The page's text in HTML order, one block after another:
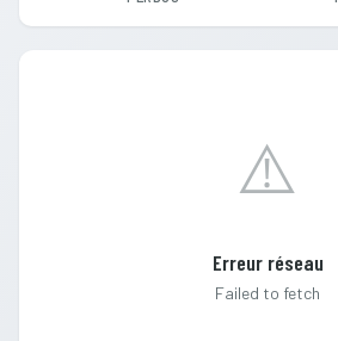
⚠️
Erreur réseau
Failed to fetch